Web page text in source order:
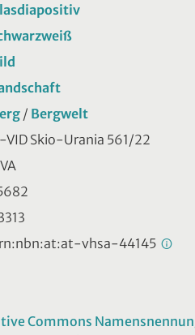
/ Bergwelt
VID Skio-Urania 561/22
vhsa-44145
Commons